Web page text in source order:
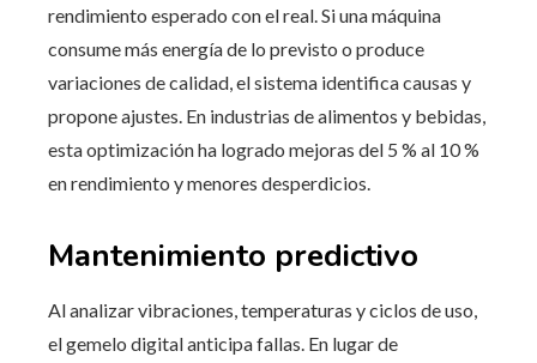
rendimiento esperado con el real. Si una máquina
consume más energía de lo previsto o produce
variaciones de calidad, el sistema identifica causas y
propone ajustes. En industrias de alimentos y bebidas,
esta optimización ha logrado mejoras del 5 % al 10 %
en rendimiento y menores desperdicios.
Mantenimiento predictivo
Al analizar vibraciones, temperaturas y ciclos de uso,
el gemelo digital anticipa fallas. En lugar de